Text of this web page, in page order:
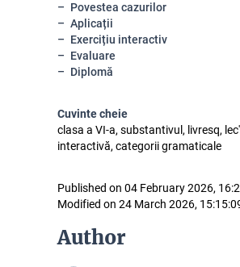
Povestea cazurilor
Aplicații
Exercițiu interactiv
Evaluare
Diplomă
Cuvinte cheie
clasa a VI-a, substantivul, livresq,
interactivă, categorii gramaticale
Published on 04 February 2026,
Modified on 24 March 2026,
Author